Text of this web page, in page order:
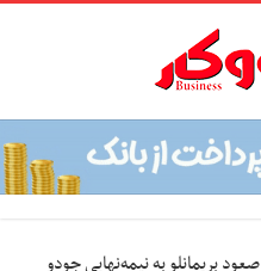
صعود بریمانلو به نیمه‌نهایی جودو